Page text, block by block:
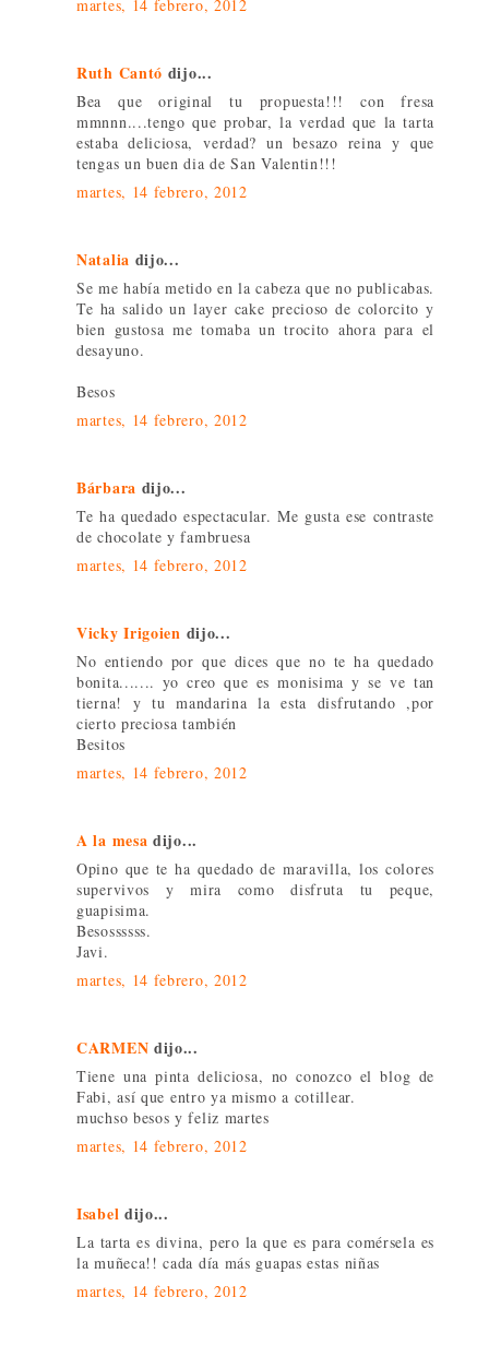
martes, 14 febrero, 2012
Ruth Cantó dijo...
Bea que original tu propuesta!!! con fresa
mmnnn....tengo que probar, la verdad que la tarta
estaba deliciosa, verdad? un besazo reina y que
tengas un buen dia de San Valentin!!!
martes, 14 febrero, 2012
Natalia dijo...
Se me había metido en la cabeza que no publicabas.
Te ha salido un layer cake precioso de colorcito y
bien gustosa me tomaba un trocito ahora para el
desayuno.
Besos
martes, 14 febrero, 2012
Bárbara dijo...
Te ha quedado espectacular. Me gusta ese contraste
de chocolate y fambruesa
martes, 14 febrero, 2012
Vicky Irigoien dijo...
No entiendo por que dices que no te ha quedado
bonita....... yo creo que es monisima y se ve tan
tierna! y tu mandarina la esta disfrutando ,por
cierto preciosa también
Besitos
martes, 14 febrero, 2012
A la mesa dijo...
Opino que te ha quedado de maravilla, los colores
supervivos y mira como disfruta tu peque,
guapisima.
Besossssss.
Javi.
martes, 14 febrero, 2012
CARMEN dijo...
Tiene una pinta deliciosa, no conozco el blog de
Fabi, así que entro ya mismo a cotillear.
muchso besos y feliz martes
martes, 14 febrero, 2012
Isabel dijo...
La tarta es divina, pero la que es para comérsela es
la muñeca!! cada día más guapas estas niñas
martes, 14 febrero, 2012